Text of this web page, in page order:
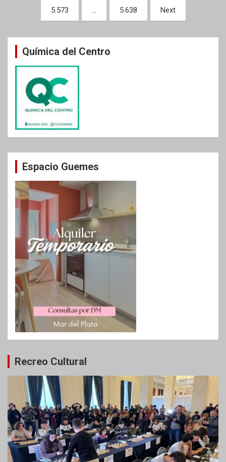
entradas5.573 … 5.638 Next
Química del Centro
Espacio Guemes
Recreo Cultural